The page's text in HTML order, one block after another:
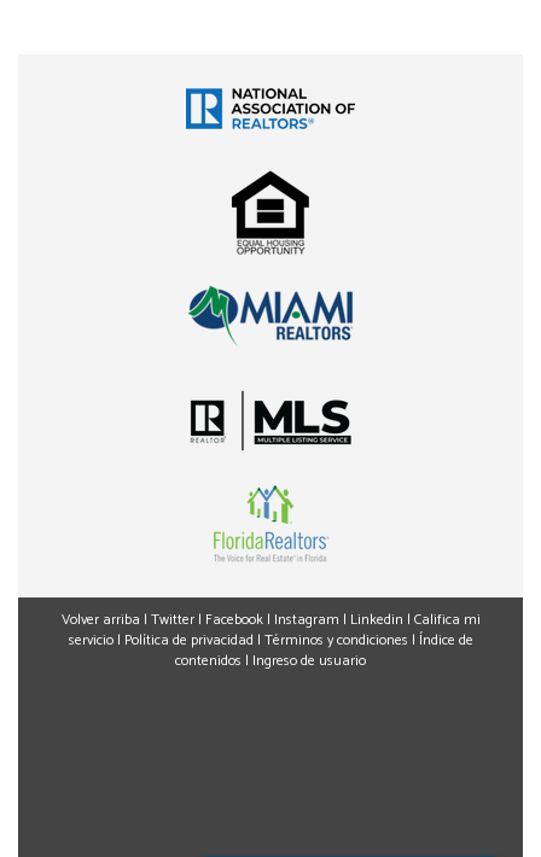
Volver arriba | Twitter| Facebook| Instagram | Linkedin | Califica mi
servicio| Política de privacidad | Términos y condiciones | Índice de
contenidos | Ingreso de usuario